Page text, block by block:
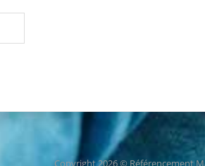
Copyright 2026 © Référencement